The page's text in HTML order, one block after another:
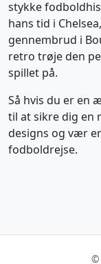
stykke
hans tid i
gennembrud i
retro trøje den
spillet på.
Så hvis du er en
til at sikre dig en
designs og vær
fodboldrejse.
©